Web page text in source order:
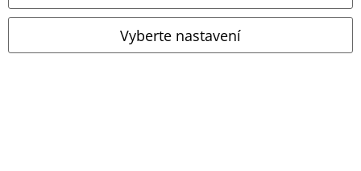
Vyberte nastavení
A Warner Music Group Company